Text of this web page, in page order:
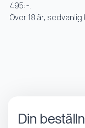
495:-.
Över 18 år,
Din